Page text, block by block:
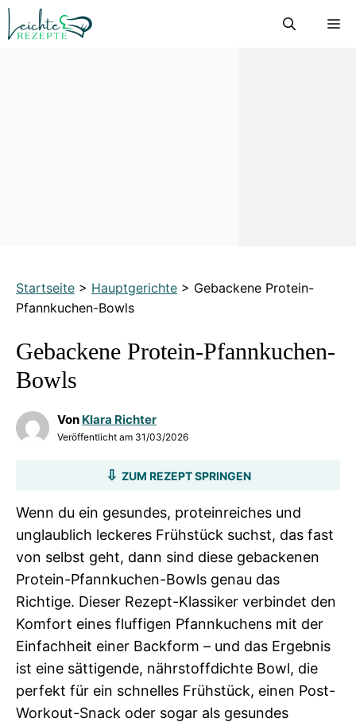
Zum
Inhalt
Startseite > Hauptgerichte > Gebackene Protein-
Pfannkuchen-Bowls
Gebackene Protein-Pfannkuchen-
Bowls
Von Klara Richter
Veröffentlicht am 31/03/2026
ZUM REZEPT SPRINGEN
Wenn du ein gesundes, proteinreiches und
unglaublich leckeres Frühstück suchst, das fast
von selbst geht, dann sind diese gebackenen
Protein-Pfannkuchen-Bowls genau das
Richtige. Dieser Rezept-Klassiker verbindet den
Komfort eines fluffigen Pfannkuchens mit der
Einfachheit einer Backform – und das Ergebnis
ist eine sättigende, nährstoffdichte Bowl, die
perfekt für ein schnelles Frühstück, einen Post-
Workout-Snack oder sogar als gesundes